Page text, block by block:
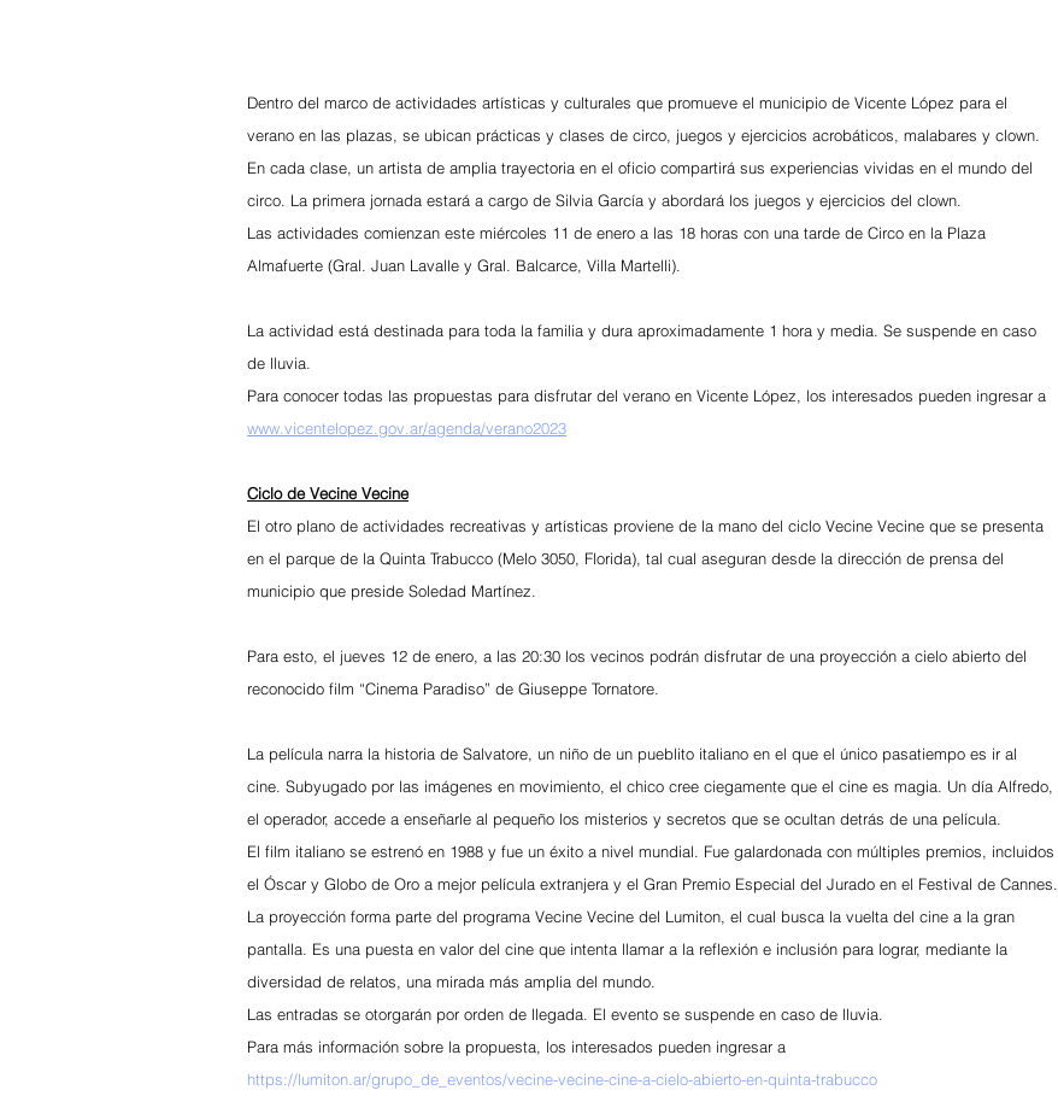
Dentro del marco de actividades artísticas y culturales que promueve el municipio de Vicente López para el
verano en las plazas, se ubican prácticas y clases de circo, juegos y ejercicios acrobáticos, malabares y clown.
En cada clase, un artista de amplia trayectoria en el oficio compartirá sus experiencias vividas en el mundo del
circo. La primera jornada estará a cargo de Silvia García y abordará los juegos y ejercicios del clown.
Las actividades comienzan este miércoles 11 de enero a las 18 horas con una tarde de Circo en la Plaza
Almafuerte (Gral. Juan Lavalle y Gral. Balcarce, Villa Martelli).
La actividad está destinada para toda la familia y dura aproximadamente 1 hora y media. Se suspende en caso
de lluvia.
Para conocer todas las propuestas para disfrutar del verano en Vicente López, los interesados pueden ingresar a
www.vicentelopez.gov.ar/agenda/verano2023
Ciclo de Vecine Vecine
El otro plano de actividades recreativas y artísticas proviene de la mano del ciclo Vecine Vecine que se presenta
en el parque de la Quinta Trabucco (Melo 3050, Florida), tal cual aseguran desde la dirección de prensa del
municipio que preside Soledad Martínez.
Para esto, el jueves 12 de enero, a las 20:30 los vecinos podrán disfrutar de una proyección a cielo abierto del
reconocido film “Cinema Paradiso” de Giuseppe Tornatore.
La película narra la historia de Salvatore, un niño de un pueblito italiano en el que el único pasatiempo es ir al
cine. Subyugado por las imágenes en movimiento, el chico cree ciegamente que el cine es magia. Un día Alfredo,
el operador, accede a enseñarle al pequeño los misterios y secretos que se ocultan detrás de una película.
El film italiano se estrenó en 1988 y fue un éxito a nivel mundial. Fue galardonada con múltiples premios, incluidos
el Óscar y Globo de Oro a mejor película extranjera y el Gran Premio Especial del Jurado en el Festival de Cannes.
La proyección forma parte del programa Vecine Vecine del Lumiton, el cual busca la vuelta del cine a la gran
pantalla. Es una puesta en valor del cine que intenta llamar a la reflexión e inclusión para lograr, mediante la
diversidad de relatos, una mirada más amplia del mundo.
Las entradas se otorgarán por orden de llegada. El evento se suspende en caso de lluvia.
Para más información sobre la propuesta, los interesados pueden ingresar a
https://lumiton.ar/grupo_de_eventos/vecine-vecine-cine-a-cielo-abierto-en-quinta-trabucco